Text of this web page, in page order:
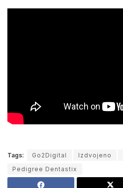
Tags: Go2Digital Izdvojeno
Pedigree Dentastix